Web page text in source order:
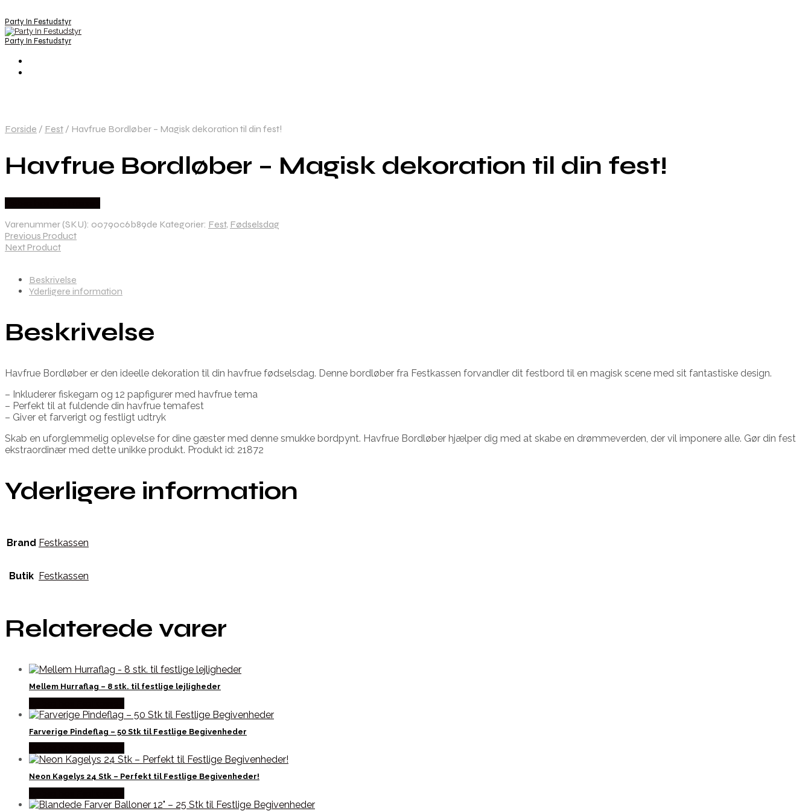
Party In Festudstyr
Party In Festudstyr
Forside / Fest / Havfrue Bordløber – Magisk dekoration til din fest!
Havfrue Bordløber – Magisk dekoration til din fest!
Varenummer (SKU): 00790c6b89de Kategorier: Fest, Fødselsdag
Previous Product
Next Product
Beskrivelse
Yderligere information
Beskrivelse
Havfrue Bordløber er den ideelle dekoration til din havfrue fødselsdag. Denne bordløber fra Festkassen forvandler dit festbord til en magisk scene med sit fantastiske design.
– Inkluderer fiskegarn og 12 papfigurer med havfrue tema
– Perfekt til at fuldende din havfrue temafest
– Giver et farverigt og festligt udtryk
Skab en uforglemmelig oplevelse for dine gæster med denne smukke bordpynt. Havfrue Bordløber hjælper dig med at skabe en drømmeverden, der vil imponere alle. Gør din fest
ekstraordinær med dette unikke produkt. Produkt id: 21872
Yderligere information
Brand Festkassen
Butik Festkassen
Relaterede varer
Mellem Hurraflag – 8 stk. til festlige lejligheder
Farverige Pindeflag – 50 Stk til Festlige Begivenheder
Neon Kagelys 24 Stk – Perfekt til Festlige Begivenheder!